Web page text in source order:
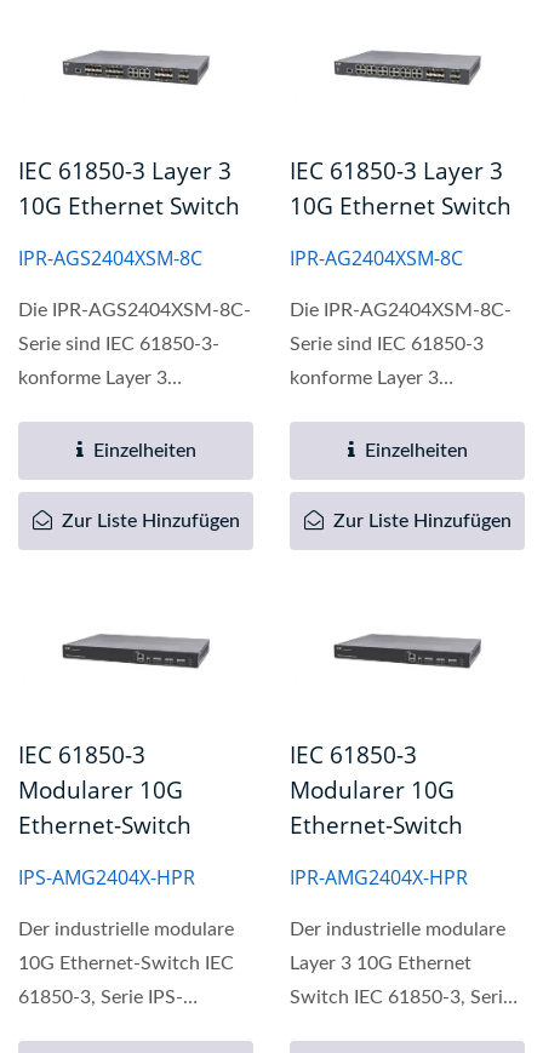
IEC 61850-3 Layer 3
10G Ethernet Switch
IPR-AGS2404XSM-8C
Die IPR-AGS2404XSM-8C-
Serie sind IEC 61850-3-
konforme Layer 3
Ethernet-Switches,...
Einzelheiten
Zur Liste Hinzufügen
IEC 61850-3 Layer 3
10G Ethernet Switch
IPR-AG2404XSM-8C
Die IPR-AG2404XSM-8C-
Serie sind IEC 61850-3
konforme Layer 3
Ethernet-Switches,...
Einzelheiten
Zur Liste Hinzufügen
IEC 61850-3
Modularer 10G
Ethernet-Switch
IPS-AMG2404X-HPR
Der industrielle modulare
10G Ethernet-Switch IEC
61850-3, Serie IPS-
IEC 61850-3
Modularer 10G
Ethernet-Switch
IPR-AMG2404X-HPR
Der industrielle modulare
Layer 3 10G Ethernet
Switch IEC 61850-3, Serie